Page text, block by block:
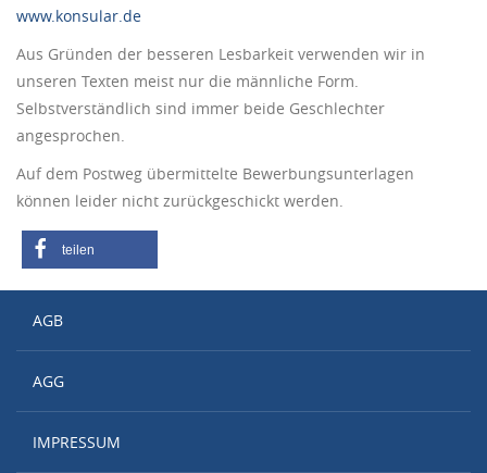
www.konsular.de
Aus Gründen der besseren Lesbarkeit verwenden wir in
unseren Texten meist nur die männliche Form.
Selbstverständlich sind immer beide Geschlechter
angesprochen.
Auf dem Postweg übermittelte Bewerbungsunterlagen
können leider nicht zurückgeschickt werden.
teilen
AGB
AGG
IMPRESSUM